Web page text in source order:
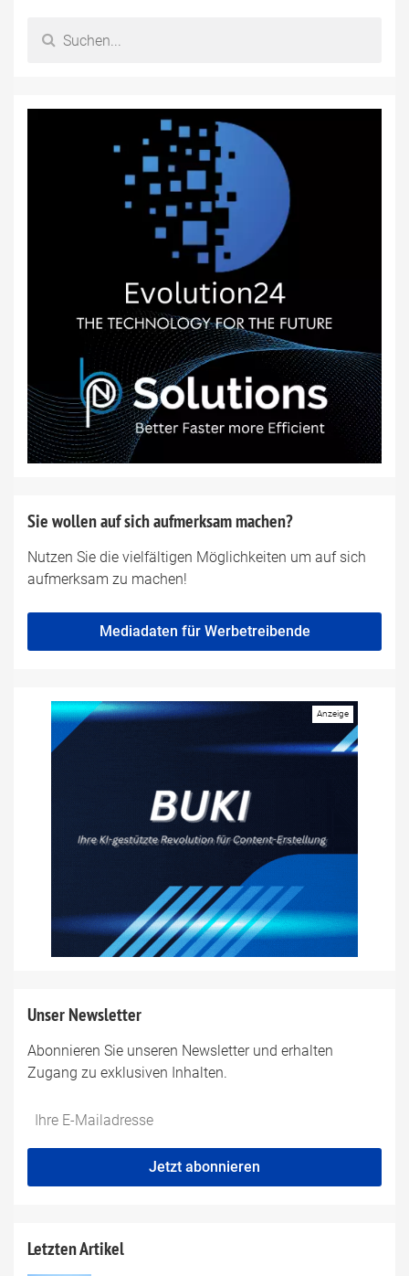
Sie wollen auf sich aufmerksam machen?
Nutzen Sie die vielfältigen Möglichkeiten um auf sich
aufmerksam zu machen!
Mediadaten für Werbetreibende
Unser Newsletter
Abonnieren Sie unseren Newsletter und erhalten
Zugang zu exklusiven Inhalten.
Do
fill
*Ihre
Mailadresse:
Jetzt abonnieren
Letzten Artikel